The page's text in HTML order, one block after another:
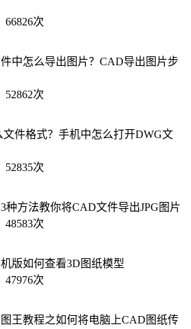
次
中怎么导出图片？CAD导出图片步
次
文件格式？手机中怎么打开DWG文
次
种方法教你将CAD文件导出JPG图片
次
版如何查看3D图纸模型
次
王教程之如何将电脑上CAD图纸传